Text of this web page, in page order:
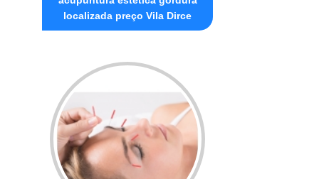
localizada preço Vila Dirce